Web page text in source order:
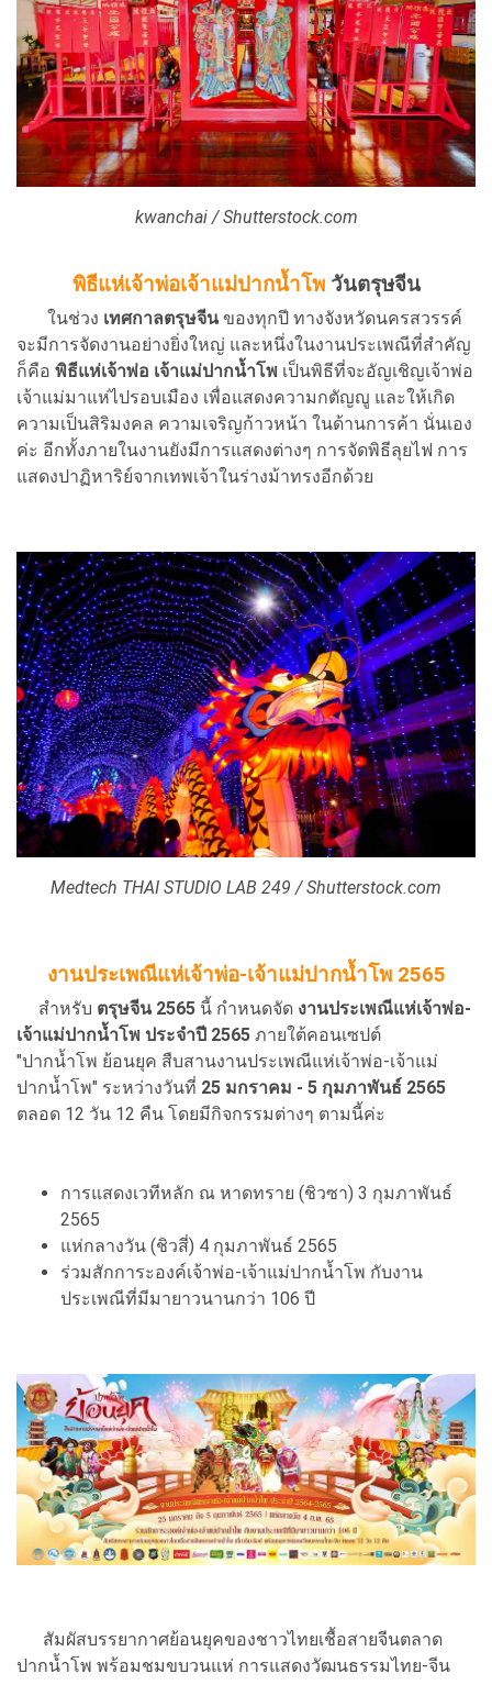
kwanchai / Shutterstock.com
พิธีแห่เจ้าพ่อเจ้าแม่ปากน้ำโพ วันตรุษจีน
ในช่วง เทศกาลตรุษจีนของทุกปี ทางจังหวัดนครสวรรค์
จะมีการจัดงานอย่างยิ่งใหญ่ และหนึ่งในงานประเพณีที่สำคัญ
ก็คือ พิธีแห่เจ้าพ่อ เจ้าแม่ปากน้ำโพ เป็นพิธีที่จะอัญเชิญเจ้าพ่อ
เจ้าแม่มาแห่ไปรอบเมือง เพื่อแสดงความกตัญญู และให้เกิด
ความเป็นสิริมงคล ความเจริญก้าวหน้า ในด้านการค้า นั่นเอง
ค่ะ อีกทั้งภายในงานยังมีการแสดงต่างๆ การจัดพิธีลุยไฟ การ
แสดงปาฏิหาริย์จากเทพเจ้าในร่างม้าทรงอีกด้วย
Medtech THAI STUDIO LAB 249 / Shutterstock.com
งานประเพณีแห่เจ้าพ่อ-เจ้าแม่ปากน้ำโพ 2565
สำหรับ ตรุษจีน 2565 นี้ กำหนดจัด งานประเพณีแห่เจ้าพ่อ-
เจ้าแม่ปากน้ำโพ ประจำปี 2565 ภายใต้คอนเซปต์
"ปากน้ำโพ ย้อนยุค สืบสานงานประเพณีแห่เจ้าพ่อ-เจ้าแม่
ปากน้ำโพ" ระหว่างวันที่ 25 มกราคม - 5 กุมภาพันธ์ 2565
ตลอด 12 วัน 12 คืน โดยมีกิจกรรมต่างๆ ตามนี้ค่ะ
การแสดงเวทีหลัก ณ หาดทราย (ชิวซา) 3 กุมภาพันธ์
2565
แห่กลางวัน (ชิวสี่) 4 กุมภาพันธ์ 2565
ร่วมสักการะองค์เจ้าพ่อ-เจ้าแม่ปากน้ำโพ กับงาน
ประเพณีที่มีมายาวนานกว่า 106 ปี
สัมผัสบรรยากาศย้อนยุคของชาวไทยเชื้อสายจีนตลาด
ปากน้ำโพ พร้อมชมขบวนแห่ การแสดงวัฒนธรรมไทย-จีน